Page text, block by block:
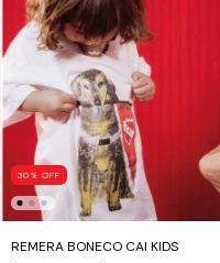
30 % OFF
REMERA BONECO CAI KIDS